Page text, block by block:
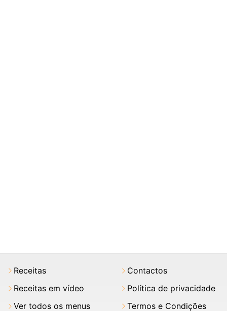
Receitas
Receitas em vídeo
Ver todos os menus
Contactos
Política de privacidade
Termos e Condições